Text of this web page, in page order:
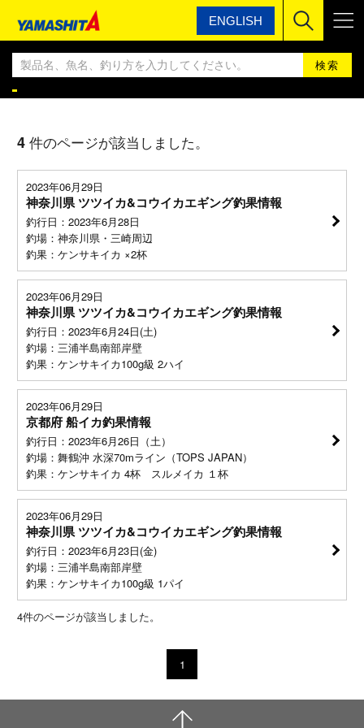
ENGLISH
ヤマシタ ヤマシタ釣果情報BLOG
ヤマシタ釣果情報
4 件のページが該当しました。
2023年06月29日
神奈川県 ツツイカ&コウイカエギング釣果情報
釣行日：2023年6月28日
釣場：神奈川県・三崎周辺
釣果：ケンサキイカ ×2杯
2023年06月29日
神奈川県 ツツイカ&コウイカエギング釣果情報
釣行日：2023年6月24日(土)
釣場：三浦半島南部岸壁
釣果：ケンサキイカ100g級 2ハイ
2023年06月29日
京都府 船イカ釣果情報
釣行日：2023年6月26日（土）
釣場：舞鶴沖 水深70mライン（TOPS JAPAN）
釣果：ケンサキイカ 4杯 スルメイカ １杯
2023年06月29日
神奈川県 ツツイカ&コウイカエギング釣果情報
釣行日：2023年6月23日(金)
釣場：三浦半島南部岸壁
釣果：ケンサキイカ100g級 1パイ
4件のページが該当しました。
1